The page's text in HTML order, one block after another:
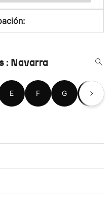
: Navarra
E F G H